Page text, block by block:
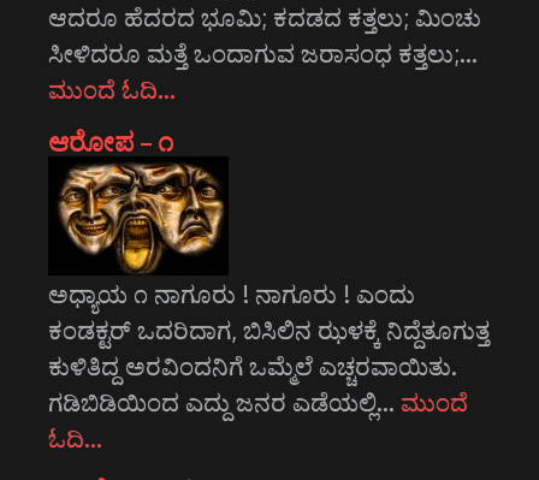
ಆದರೂ ಹೆದರದ ಭೂಮಿ; ಕದಡದ ಕತ್ತಲು; ಮಿಂಚು
ಸೀಳಿದರೂ ಮತ್ತೆ ಒಂದಾಗುವ ಜರಾಸಂಧ ಕತ್ತಲು;…
ಮುಂದೆ ಓದಿ…
ಆರೋಪ – ೧
ಅಧ್ಯಾಯ ೧ ನಾಗೂರು ! ನಾಗೂರು ! ಎಂದು
ಕಂಡಕ್ಟರ್ ಒದರಿದಾಗ, ಬಿಸಿಲಿನ ಝಳಕ್ಕೆ ನಿದ್ದೆತೂಗುತ್ತ
ಕುಳಿತಿದ್ದ ಅರವಿಂದನಿಗೆ ಒಮ್ಮೆಲೆ ಎಚ್ಚರವಾಯಿತು.
ಗಡಿಬಿಡಿಯಿಂದ ಎದ್ದು ಜನರ ಎಡೆಯಲ್ಲಿ… ಮುಂದೆ
ಓದಿ…